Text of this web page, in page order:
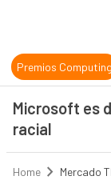
Premios Computing
Microsoft es
racial
Home Mercado TI